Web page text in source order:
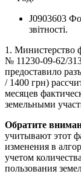
J0903603
звітності.
1. Министерство
№ 11230-09-62/
предоставило
/ 1400 грн)
месяцев
земельными
Обратите
учитывают этот
изменения в
учетом
пользования